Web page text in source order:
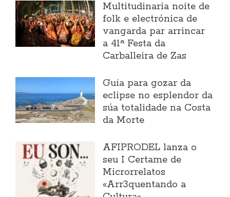
Multitudinaria noite de
folk e electrónica de
vangarda par arrincar
a 41ª Festa da
Carballeira de Zas
Guía para gozar da
eclipse no esplendor da
súa totalidade na Costa
da Morte
AFIPRODEL lanza o
seu I Certame de
Microrrelatos
«Arr3quentando a